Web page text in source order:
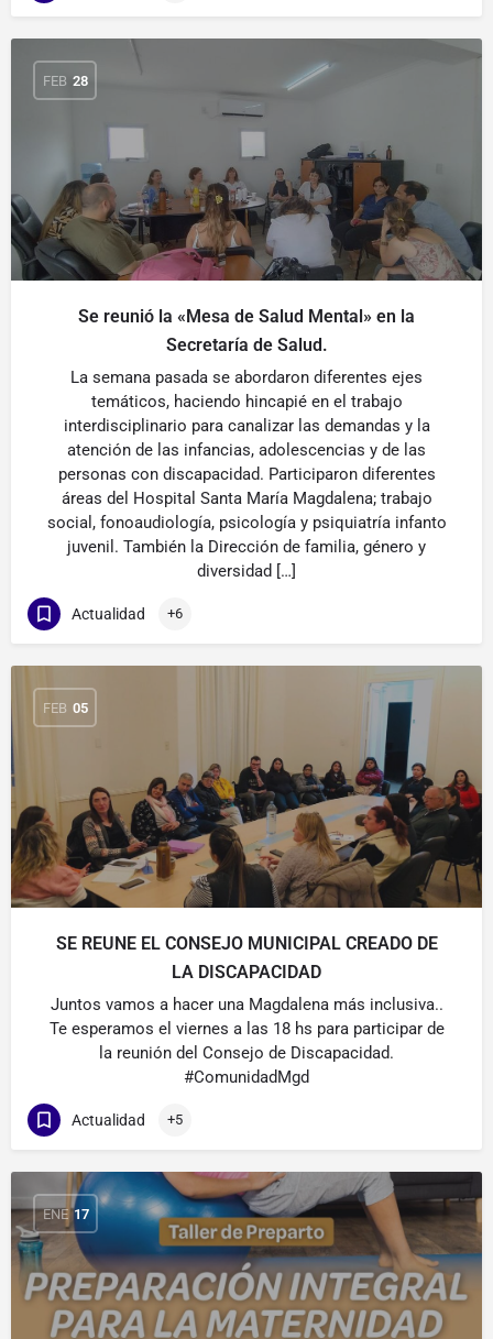
FEB 28
Se reunió la «Mesa de Salud Mental» en la
Secretaría de Salud.
La semana pasada se abordaron diferentes ejes
temáticos, haciendo hincapié en el trabajo
interdisciplinario para canalizar las demandas y la
atención de las infancias, adolescencias y de las
personas con discapacidad. Participaron diferentes
áreas del Hospital Santa María Magdalena; trabajo
social, fonoaudiología, psicología y psiquiatría infanto
juvenil. También la Dirección de familia, género y
diversidad […]
Actualidad +6
FEB 05
SE REUNE EL CONSEJO MUNICIPAL CREADO DE
LA DISCAPACIDAD
Juntos vamos a hacer una Magdalena más inclusiva..
Te esperamos el viernes a las 18 hs para participar de
la reunión del Consejo de Discapacidad.
#ComunidadMgd
Actualidad +5
ENE 17